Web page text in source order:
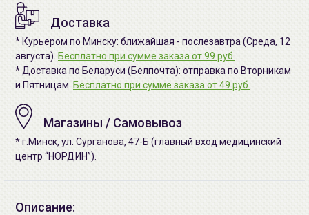
Доставка
* Курьером по Минску: ближайшая - послезавтра (Среда, 12
августа). Бесплатно при сумме заказа от 99 руб.
* Доставка по Беларуси (Белпочта): отправка по Вторникам
и Пятницам. Бесплатно при сумме заказа от 49 руб.
Магазины / Самовывоз
* г.Минск, ул. Сурганова, 47-Б (главный вход медицинский
центр “НОРДИН”).
Описание: